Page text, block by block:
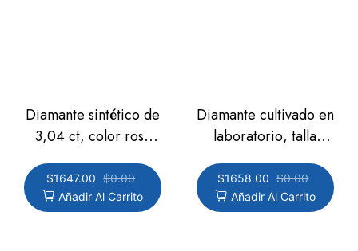
Diamante sintético de
3,04 ct, color rosa
intenso, talla pera,
claridad VS1,
IGI:782685849
$1647.00 $0.00
Añadir Al Carrito
Diamante cultivado en
laboratorio, talla
ovalada, color rosa
intenso, claridad VS1,
3,06 ct
$1658.00 $0.00
Añadir Al Carrito